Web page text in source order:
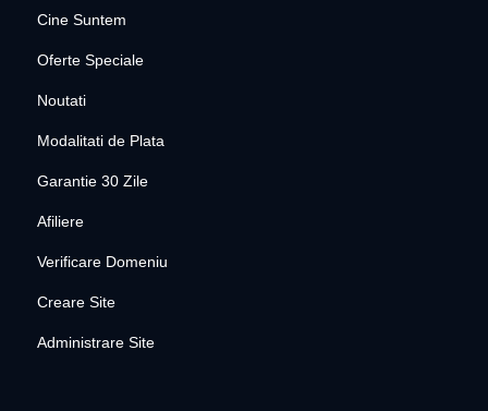
Cine Suntem
Oferte Speciale
Noutati
Modalitati de Plata
Garantie 30 Zile
Afiliere
Verificare Domeniu
Creare Site
Administrare Site